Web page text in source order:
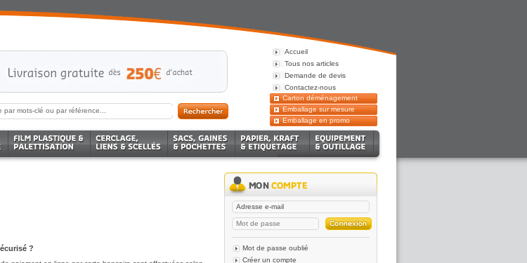
Accueil
Tous nos articles
Demande de devis
Contactez-nous
Carton déménagement
Emballage sur mesure
Emballage en promo
?
Mot de passe oublié
Créer un compte